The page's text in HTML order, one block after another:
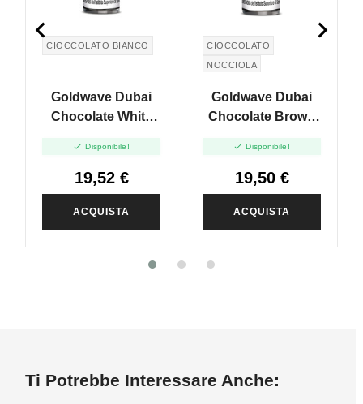
CIOCCOLATO BIANCO
Goldwave Dubai
Chocolate White
60ml
 Disponibile!
19,52 €
ACQUISTA
CIOCCOLATO
NOCCIOLA
Goldwave Dubai
Chocolate Brown
60ml
 Disponibile!
19,50 €
ACQUISTA
 
Ti Potrebbe Interessare Anche: